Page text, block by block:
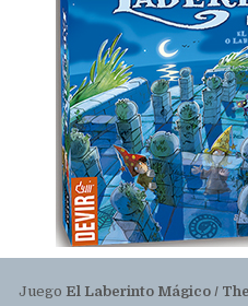
Juego El Laberinto Mágico /